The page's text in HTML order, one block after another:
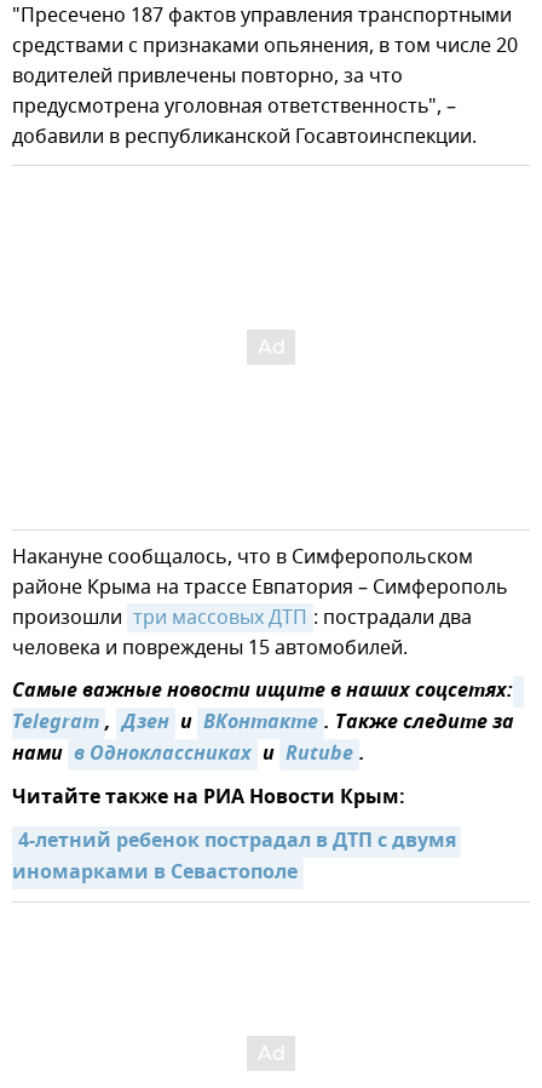
"Пресечено 187 фактов управления транспортными
средствами с признаками опьянения, в том числе 20
водителей привлечены повторно, за что
предусмотрена уголовная ответственность", –
добавили в республиканской Госавтоинспекции.
Накануне сообщалось, что в Симферопольском
районе Крыма на трассе Евпатория – Симферополь
произошли три массовых ДТП : пострадали два
человека и повреждены 15 автомобилей.
Самые важные новости ищите в наших соцсетях:
Telegram, Дзен и ВКонтакте. Также следите за
нами в Одноклассниках и Rutube.
Читайте также на РИА Новости Крым:
4-летний ребенок пострадал в ДТП с двумя
иномарками в Севастополе